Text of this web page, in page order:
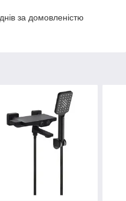
за домовленістю